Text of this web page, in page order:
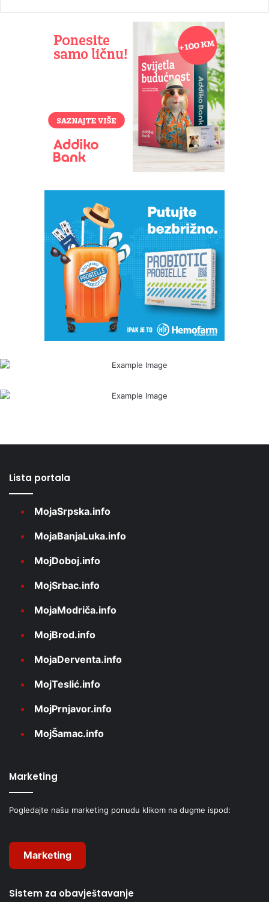
Lista portala
MojaSrpska.info
MojaBanjaLuka.info
MojDoboj.info
MojSrbac.info
MojaModriča.info
MojBrod.info
MojaDerventa.info
MojTeslić.info
MojPrnjavor.info
MojŠamac.info
Marketing
Pogledajte našu marketing ponudu klikom na dugme ispod:
Marketing
Sistem za obavještavanje